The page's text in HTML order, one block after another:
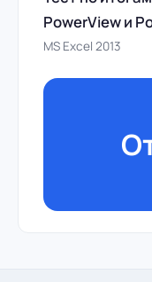
PowerView и
MS Excel 2013